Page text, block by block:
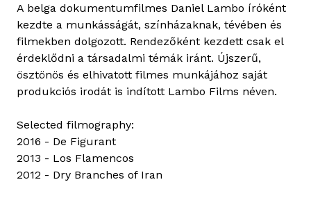
A belga dokumentumfilmes Daniel Lambo íróként
kezdte a munkásságát, színházaknak, tévében és
filmekben dolgozott. Rendezőként kezdett csak el
érdeklődni a társadalmi témák iránt. Újszerű,
ösztönös és elhivatott filmes munkájához saját
produkciós irodát is indított Lambo Films néven.
Selected filmography:
2016 - De Figurant
2013 - Los Flamencos
2012 - Dry Branches of Iran